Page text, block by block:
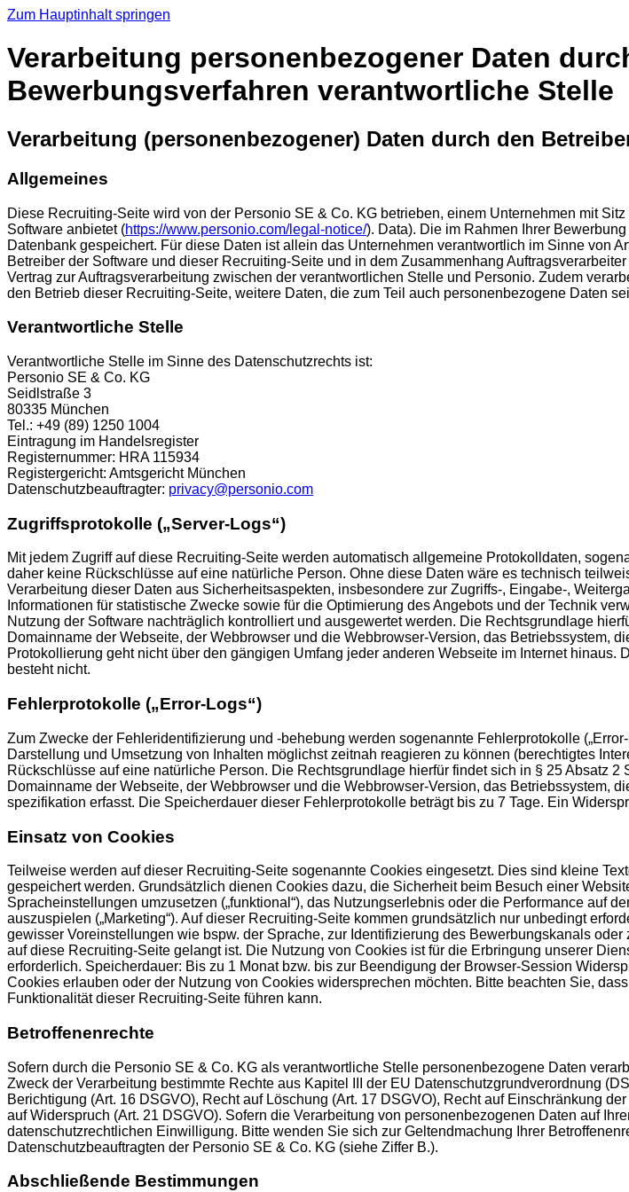
Zum Hauptinhalt springen
Verarbeitung personenbezogener Daten
Bewerbungsverfahren verantwortliche Stelle
Verarbeitung (personenbezogener) Daten durch den
Allgemeines
Diese Recruiting-Seite wird von der Personio SE & Co. KG betrieben, einem Unternehmen mit
Software anbietet (https://www.personio.com/legal-notice/). Data). Die im Rahmen Ihrer
Datenbank gespeichert. Für diese Daten ist allein das Unternehmen verantwortlich im Sinne von
Betreiber der Software und dieser Recruiting-Seite und in dem Zusammenhang
Vertrag zur Auftragsverarbeitung zwischen der verantwortlichen Stelle und Personio. Zudem
den Betrieb dieser Recruiting-Seite, weitere Daten, die zum Teil auch personenbezogene Daten
Verantwortliche Stelle
Verantwortliche Stelle im Sinne des Datenschutzrechts ist:
Personio SE & Co. KG
Seidlstraße 3
80335 München
Tel.: +49 (89) 1250 1004
Eintragung im Handelsregister
Registernummer: HRA 115934
Registergericht: Amtsgericht München
Datenschutzbeauftragter: privacy@personio.com
Zugriffsprotokolle („Server-Logs“)
Mit jedem Zugriff auf diese Recruiting-Seite werden automatisch allgemeine Protokolldaten,
daher keine Rückschlüsse auf eine natürliche Person. Ohne diese Daten wäre es technisch
Verarbeitung dieser Daten aus Sicherheitsaspekten, insbesondere zur Zugriffs-, Eingabe-,
Informationen für statistische Zwecke sowie für die Optimierung des Angebots und der Technik
Nutzung der Software nachträglich kontrolliert und ausgewertet werden. Die Rechtsgrundlage
Domainname der Webseite, der Webbrowser und die Webbrowser-Version, das Betriebssystem,
Protokollierung geht nicht über den gängigen Umfang jeder anderen Webseite im Internet
besteht nicht.
Fehlerprotokolle („Error-Logs“)
Zum Zwecke der Fehleridentifizierung und -behebung werden sogenannte Fehlerprotokolle
Darstellung und Umsetzung von Inhalten möglichst zeitnah reagieren zu können (berechtigtes
Rückschlüsse auf eine natürliche Person. Die Rechtsgrundlage hierfür findet sich in § 25 Absatz
Domainname der Webseite, der Webbrowser und die Webbrowser-Version, das Betriebssystem,
spezifikation erfasst. Die Speicherdauer dieser Fehlerprotokolle beträgt bis zu 7 Tage. Ein
Einsatz von Cookies
Teilweise werden auf dieser Recruiting-Seite sogenannte Cookies eingesetzt. Dies sind kleine
gespeichert werden. Grundsätzlich dienen Cookies dazu, die Sicherheit beim Besuch einer
Spracheinstellungen umzusetzen („funktional“), das Nutzungserlebnis oder die Performance auf
auszuspielen („Marketing“). Auf dieser Recruiting-Seite kommen grundsätzlich nur unbedingt
gewisser Voreinstellungen wie bspw. der Sprache, zur Identifizierung des Bewerbungskanals
auf diese Recruiting-Seite gelangt ist. Die Nutzung von Cookies ist für die Erbringung unserer
erforderlich. Speicherdauer: Bis zu 1 Monat bzw. bis zur Beendigung der Browser-Session
Cookies erlauben oder der Nutzung von Cookies widersprechen möchten. Bitte beachten Sie,
Funktionalität dieser Recruiting-Seite führen kann.
Betroffenenrechte
Sofern durch die Personio SE & Co. KG als verantwortliche Stelle personenbezogene Daten
Zweck der Verarbeitung bestimmte Rechte aus Kapitel III der EU Datenschutzgrundverordnung
Berichtigung (Art. 16 DSGVO), Recht auf Löschung (Art. 17 DSGVO), Recht auf Einschränkung
auf Widerspruch (Art. 21 DSGVO). Sofern die Verarbeitung von personenbezogenen Daten auf
datenschutzrechtlichen Einwilligung. Bitte wenden Sie sich zur Geltendmachung Ihrer
Datenschutzbeauftragten der Personio SE & Co. KG (siehe Ziffer B.).
Abschließende Bestimmungen